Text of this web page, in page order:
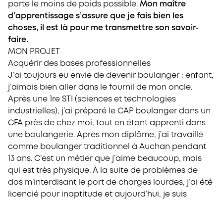
porte le moins de poids possible. Mon maître
d’apprentissage s’assure que je fais bien les
choses, il est là pour me transmettre son savoir-
faire.
MON PROJET
Acquérir des bases professionnelles
J’ai toujours eu envie de devenir boulanger : enfant,
j’aimais bien aller dans le fournil de mon oncle.
Après une 1re STI (sciences et technologies
industrielles), j’ai préparé le CAP boulanger dans un
CFA près de chez moi, tout en étant apprenti dans
une boulangerie. Après mon diplôme, j’ai travaillé
comme boulanger traditionnel à Auchan pendant
13 ans. C’est un métier que j’aime beaucoup, mais
qui est très physique. À la suite de problèmes de
dos m’interdisant le port de charges lourdes, j’ai été
licencié pour inaptitude et aujourd’hui, je suis